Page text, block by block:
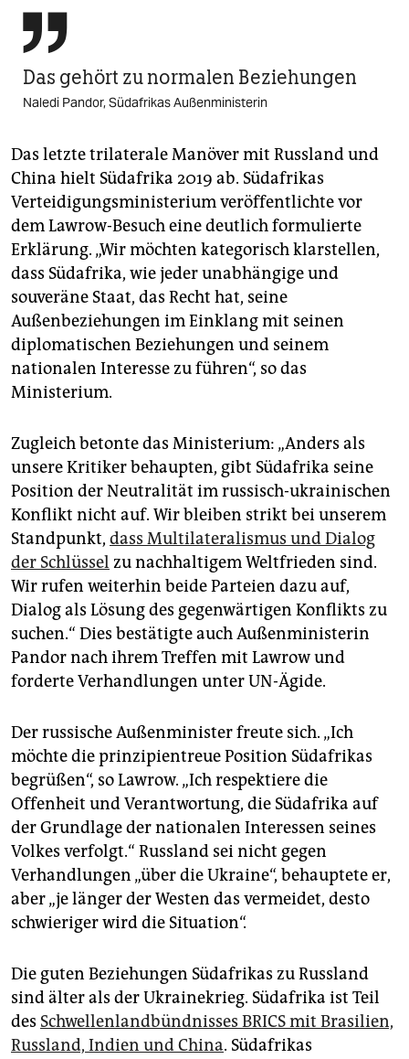

Das gehört zu normalen Beziehungen
Naledi Pandor, Südafrikas Außenministerin
Das letzte trilaterale Manöver mit Russland und
China hielt Südafrika 2019 ab. Südafrikas
Verteidigungsministerium veröffentlichte vor
dem Lawrow-Besuch eine deutlich formulierte
Erklärung. „Wir möchten kategorisch klarstellen,
dass Südafrika, wie jeder unabhängige und
souveräne Staat, das Recht hat, seine
Außenbeziehungen im Einklang mit seinen
diplomatischen Beziehungen und seinem
nationalen Interesse zu führen“, so das
Ministerium.
Zugleich betonte das Ministerium: „Anders als
unsere Kritiker behaupten, gibt Südafrika seine
Position der Neutralität im russisch-ukrainischen
Konflikt nicht auf. Wir bleiben strikt bei unserem
Standpunkt, dass Multilateralismus und Dialog
der Schlüssel zu nachhaltigem Weltfrieden sind.
Wir rufen weiterhin beide Parteien dazu auf,
Dialog als Lösung des gegenwärtigen Konflikts zu
suchen.“ Dies bestätigte auch Außenministerin
Pandor nach ihrem Treffen mit Lawrow und
forderte Verhandlungen unter UN-Ägide.
Der russische Außenminister freute sich. „Ich
möchte die prinzipientreue Position Südafrikas
begrüßen“, so Lawrow. „Ich respektiere die
Offenheit und Verantwortung, die Südafrika auf
der Grundlage der nationalen Interessen seines
Volkes verfolgt.“ Russland sei nicht gegen
Verhandlungen „über die Ukraine“, behauptete er,
aber „je länger der Westen das vermeidet, desto
schwieriger wird die Situation“.
Die guten Beziehungen Südafrikas zu Russland
sind älter als der Ukrainekrieg. Südafrika ist Teil
des Schwellenlandbündnisses BRICS mit Brasilien,
Russland, Indien und China. Südafrikas